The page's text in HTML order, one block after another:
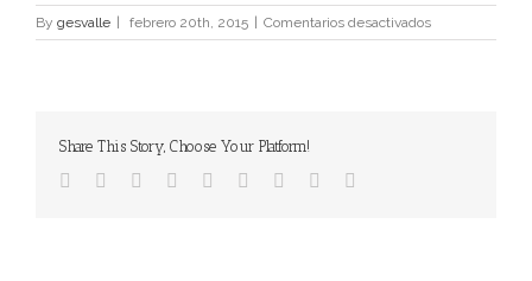
By gesvalle febrero 20th, 2015 Comentarios desactivadosen
Home
Share This Story, Choose Your Platform!
Facebook
TwitterLinkedin
Reddit TumblrGoogle+Pinterest